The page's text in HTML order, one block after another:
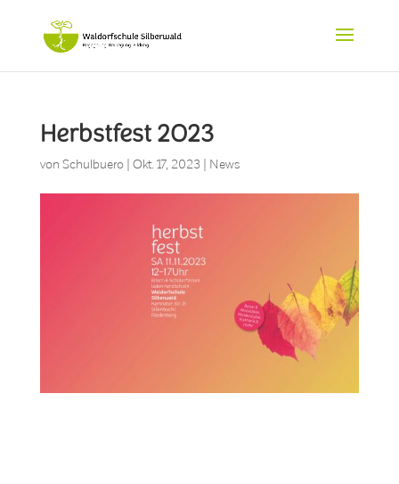
Herbstfest 2023
von Schulbuero| Okt. 17, 2023| News